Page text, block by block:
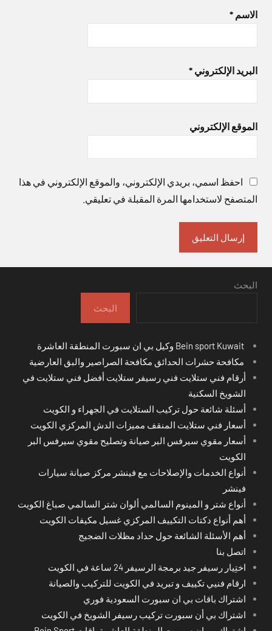
الاسم *
البريد الإلكتروني *
الموقع الإلكتروني
احفظ اسمي، بريدي الإلكتروني، والموقع الإلكتروني في هذا
المتصفح لاستخدامها المرة المقبلة في تعليقي.
البحث
البحث
مكافحة حشرات الحدائق مكافحة الصراصير والبق العارضية
أرقام فني ستلايت فني رسيفر ستلايت أفضل فني ستلايت في
الشويخ السكنية
أسئلة شائعة حول تركيب الستلايت في الجهراء و الكويت
أسعار فني ستلايت المنقف مميزات الدش المركزي الكويت
أسعار مقوي سيرفس البر صيانة وتصليح مقوي سيرفس البر
الكويت
أنواع الخدمات والإصلاحات مع فينشر مركز صيانة سيارات
فينشر
أنواع شتر و المينوم السالمي ألوان شتر السالمي صباغ الكويت
أهم أنواع دكتات التكييف المركزي غسيل مكيفات الكويت
أهم الأسئلة الشائعة حول حداد مظلات الضجيج
اتصل بنا
اختِيار رسيفر جيد برمجة الرسيفر 24 ساعة في الكويت
ارقام فنيي تكييف و تبريد في الكويت للتركيب والصيانة
اشتراك باقات بي ان سبورت السعودية فوري
اشتراك بي أن سبورت تركيب رسيفر الشويخ في الكويت